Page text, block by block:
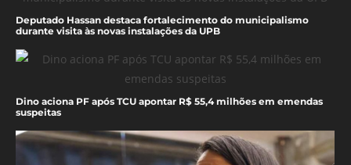
Deputado Hassan destaca fortalecimento do municipalismo
durante visita às novas instalações da UPB
Dino aciona PF após TCU apontar R$ 55,4 milhões em emendas
suspeitas